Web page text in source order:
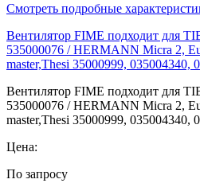
Смотреть подробные
Вентилятор FIME подходит для
535000076 / HERMANN Micra 2,
master,Thesi 35000999, 035004340,
Вентилятор FIME подходит для
535000076 / HERMANN Micra 2,
master,Thesi 35000999, 035004340,
Цена:
По запросу